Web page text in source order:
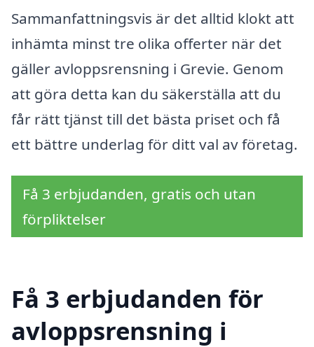
Sammanfattningsvis är det alltid klokt att
inhämta minst tre olika offerter när det
gäller avloppsrensning i Grevie. Genom
att göra detta kan du säkerställa att du
får rätt tjänst till det bästa priset och få
ett bättre underlag för ditt val av företag.
Få 3 erbjudanden, gratis och utan
förpliktelser
Få 3 erbjudanden för
avloppsrensning i